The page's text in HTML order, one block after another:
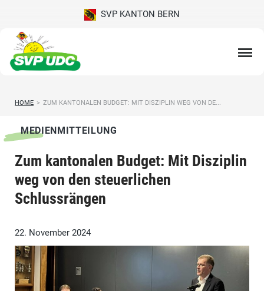
SVP KANTON BERN
HOME > ZUM KANTONALEN BUDGET: MIT DISZIPLIN WEG VON DE...
MEDIENMITTEILUNG
Zum kantonalen Budget: Mit Disziplin
weg von den steuerlichen
Schlussrängen
22. November 2024